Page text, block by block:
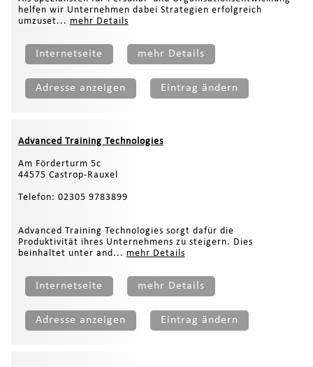
helfen wir Unternehmen dabei Strategien erfolgreich
umzuset... mehr Details
Internetseite mehr Details
Adresse anzeigen Eintrag ändern
Advanced Training Technologies
Am Förderturm 5c
44575 Castrop-Rauxel
Telefon: 02305 9783899
Advanced Training Technologies sorgt dafür die
Produktivität ihres Unternehmens zu steigern. Dies
beinhaltet unter and... mehr Details
Internetseite mehr Details
Adresse anzeigen Eintrag ändern